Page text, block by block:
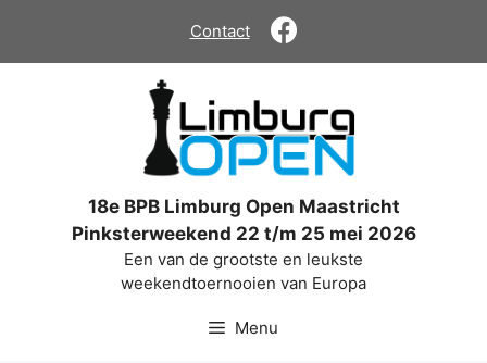
de
Contact
18e BPB Limburg Open Maastricht
Pinksterweekend 22 t/m 25 mei 2026
Een van de grootste en leukste
weekendtoernooien van Europa
Menu